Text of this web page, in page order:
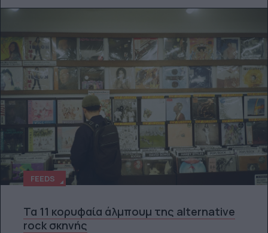
FEEDS
Τα 11 κορυφαία άλμπουμ της alternative
rock σκηνής